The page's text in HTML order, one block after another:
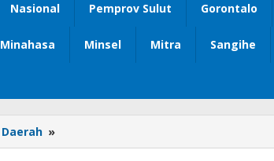
Nasional Pemprov Sulut Gorontalo
Minahasa Minsel Mitra Sangihe
Daerah »
Patra